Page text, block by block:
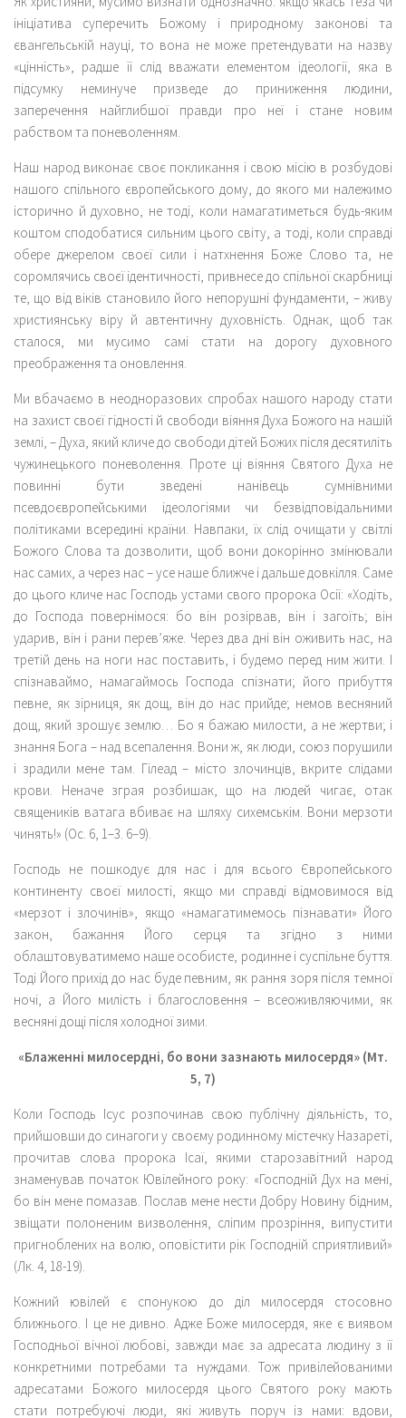
ініціатива суперечить Божому і природному законові та
євангельській науці, то вона не може претендувати на назву
«цінність», радше її слід вважати елементом ідеології, яка в
підсумку неминуче призведе до приниження людини,
заперечення найглибшої правди про неї і стане новим
рабством та поневоленням.
Наш народ виконає своє покликання і свою місію в розбудові
нашого спільного європейського дому, до якого ми належимо
історично й духовно, не тоді, коли намагатиметься будь-яким
коштом сподобатися сильним цього світу, а тоді, коли справді
обере джерелом своєї сили і натхнення Боже Слово та, не
соромлячись своєї ідентичності, привнесе до спільної скарбниці
те, що від віків становило його непорушні фундаменти, – живу
християнську віру й автентичну духовність. Однак, щоб так
сталося, ми мусимо самі стати на дорогу духовного
преображення та оновлення.
Ми вбачаємо в неодноразових спробах нашого народу стати
на захист своєї гідності й свободи віяння Духа Божого на нашій
землі, – Духа, який кличе до свободи дітей Божих після десятиліть
чужинецького поневолення. Проте ці віяння Святого Духа не
повинні бути зведені нанівець сумнівними
псевдоєвропейськими ідеологіями чи безвідповідальними
політиками всередині країни. Навпаки, їх слід очищати у світлі
Божого Слова та дозволити, щоб вони докорінно змінювали
нас самих, а через нас – усе наше ближче і дальше довкілля. Саме
до цього кличе нас Господь устами свого пророка Осії: «Ходіть,
до Господа повернімося: бо він розірвав, він і загоїть; він
ударив, він і рани перев’яже. Через два дні він оживить нас, на
третій день на ноги нас поставить, і будемо перед ним жити. І
спізнаваймо, намагаймось Господа спізнати; його прибуття
певне, як зірниця, як дощ, він до нас прийде; немов весняний
дощ, який зрошує землю… Бо я бажаю милости, а не жертви; і
знання Бога – над всепалення. Вони ж, як люди, союз порушили
і зрадили мене там. Гілеад – місто злочинців, вкрите слідами
крови. Неначе зграя розбишак, що на людей чигає, отак
священиків ватага вбиває на шляху сихемськім. Вони мерзоти
чинять!» (Ос. 6, 1–3. 6–9).
Господь не пошкодує для нас і для всього Європейського
континенту своєї милості, якщо ми справді відмовимося від
«мерзот і злочинів», якщо «намагатимемось пізнавати» Його
закон, бажання Його серця та згідно з ними
облаштовуватимемо наше особисте, родинне і суспільне буття.
Тоді Його прихід до нас буде певним, як рання зоря після темної
ночі, а Його милість і благословення – всеоживляючими, як
весняні дощі після холодної зими.
«Блаженні милосердні, бо вони зазнають милосердя» (Мт.
5, 7)
Коли Господь Ісус розпочинав свою публічну діяльність, то,
прийшовши до синагоги у своєму родинному містечку Назареті,
прочитав слова пророка Ісаї, якими старозавітний народ
знаменував початок Ювілейного року: «Господній Дух на мені,
бо він мене помазав. Послав мене нести Добру Новину бідним,
звіщати полоненим визволення, сліпим прозріння, випустити
пригноблених на волю, оповістити рік Господній сприятливий»
(Лк. 4, 18-19).
Кожний ювілей є спонукою до діл милосердя стосовно
ближнього. І це не дивно. Адже Боже милосердя, яке є виявом
Господньої вічної любові, завжди має за адресата людину з її
конкретними потребами та нуждами. Тож привілейованими
адресатами Божого милосердя цього Святого року мають
стати потребуючі люди, які живуть поруч із нами: вдови,